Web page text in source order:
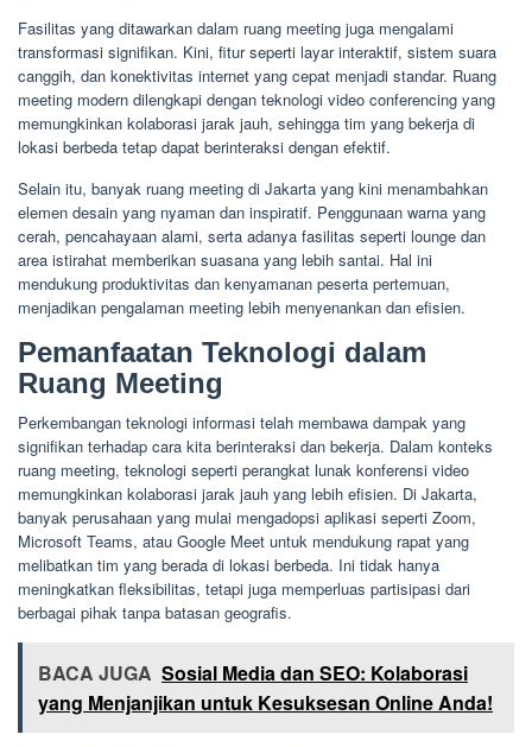
Fasilitas yang ditawarkan dalam ruang meeting juga mengalami
transformasi signifikan. Kini, fitur seperti layar interaktif, sistem suara
canggih, dan konektivitas internet yang cepat menjadi standar. Ruang
meeting modern dilengkapi dengan teknologi video conferencing yang
memungkinkan kolaborasi jarak jauh, sehingga tim yang bekerja di
lokasi berbeda tetap dapat berinteraksi dengan efektif.
Selain itu, banyak ruang meeting di Jakarta yang kini menambahkan
elemen desain yang nyaman dan inspiratif. Penggunaan warna yang
cerah, pencahayaan alami, serta adanya fasilitas seperti lounge dan
area istirahat memberikan suasana yang lebih santai. Hal ini
mendukung produktivitas dan kenyamanan peserta pertemuan,
menjadikan pengalaman meeting lebih menyenankan dan efisien.
Pemanfaatan Teknologi dalam
Ruang Meeting
Perkembangan teknologi informasi telah membawa dampak yang
signifikan terhadap cara kita berinteraksi dan bekerja. Dalam konteks
ruang meeting, teknologi seperti perangkat lunak konferensi video
memungkinkan kolaborasi jarak jauh yang lebih efisien. Di Jakarta,
banyak perusahaan yang mulai mengadopsi aplikasi seperti Zoom,
Microsoft Teams, atau Google Meet untuk mendukung rapat yang
melibatkan tim yang berada di lokasi berbeda. Ini tidak hanya
meningkatkan fleksibilitas, tetapi juga memperluas partisipasi dari
berbagai pihak tanpa batasan geografis.
BACA JUGA Sosial Media dan SEO: Kolaborasi
yang Menjanjikan untuk Kesuksesan Online Anda!